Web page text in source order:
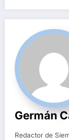
Germán
Redactor de